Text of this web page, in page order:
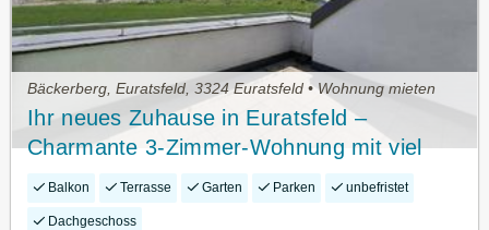
Bäckerberg, Euratsfeld, 3324 Euratsfeld • Wohnung mieten
Ihr neues Zuhause in Euratsfeld –
Charmante 3-Zimmer-Wohnung mit viel
Lebensqualität
Balkon Terrasse Garten Parken unbefristet
Dachgeschoss